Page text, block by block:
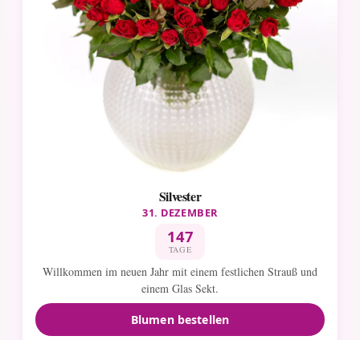
Silvester
31. DEZEMBER
147
TAGE
Willkommen im neuen Jahr mit einem festlichen Strauß und
einem Glas Sekt.
Blumen bestellen